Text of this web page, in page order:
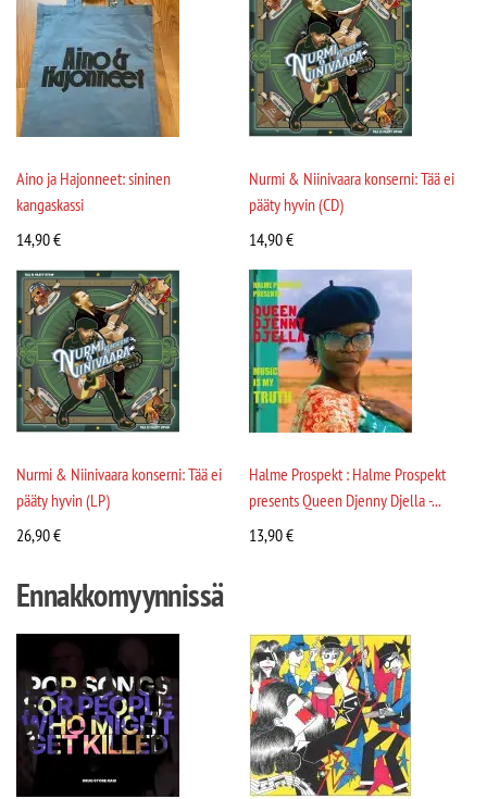
Aino ja Hajonneet: sininen
kangaskassi
14,90€
Nurmi & Niinivaara konserni: Tää ei
pääty hyvin (CD)
14,90€
Nurmi & Niinivaara konserni: Tää ei
pääty hyvin (LP)
26,90€
Halme Prospekt : Halme Prospekt
presents Queen Djenny Djella -...
13,90€
Ennakkomyynnissä